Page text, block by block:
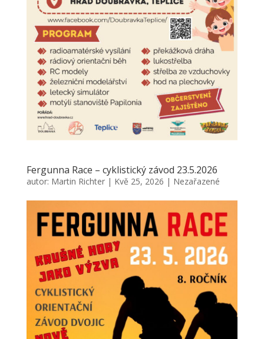
Fergunna Race – cyklistický závod 23.5.2026
autor: Martin Richter| Kvě 25, 2026 | Nezařazené